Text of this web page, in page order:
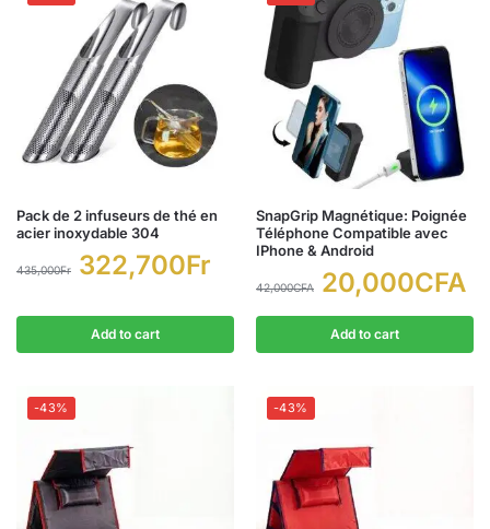
Pack de 2 infuseurs de thé en
acier inoxydable 304
435,000Fr 322,700Fr
Add to cart
SnapGrip Magnétique: Poignée
Téléphone Compatible avec
IPhone & Android
42,000CFA 20,000CFA
Add to cart
-43% -43%